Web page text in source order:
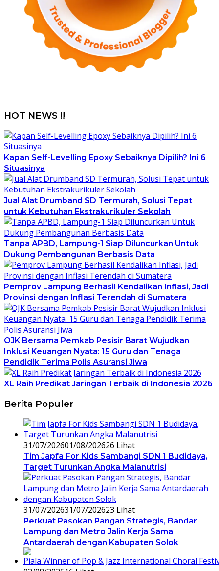
HOT NEWS !!
Kapan Self-Levelling Epoxy Sebaiknya Dipilih? Ini 6
Situasinya
Jual Alat Drumband SD Termurah, Solusi Tepat
untuk Kebutuhan Ekstrakurikuler Sekolah
Tanpa APBD, Lampung-1 Siap Diluncurkan Untuk
Dukung Pembangunan Berbasis Data
Pemprov Lampung Berhasil Kendalikan Inflasi, Jadi
Provinsi dengan Inflasi Terendah di Sumatera
OJK Bersama Pemkab Pesisir Barat Wujudkan
Inklusi Keuangan Nyata: 15 Guru dan Tenaga
Pendidik Terima Polis Asuransi Jiwa
XL Raih Predikat Jaringan Terbaik di Indonesia 2026
Berita Populer
31/07/202601/08/202626 Lihat
Tim Japfa For Kids Sambangi SDN 1 Budidaya,
Target Turunkan Angka Malanutrisi
31/07/202631/07/202623 Lihat
Perkuat Pasokan Pangan Strategis, Bandar
Lampung dan Metro Jalin Kerja Sama
Antardaerah dengan Kabupaten Solok